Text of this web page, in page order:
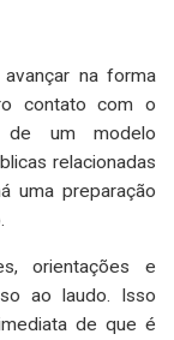
na forma
contato com o
de um modelo
relacionadas
uma preparação
orientações e
ao laudo. Isso
de que é